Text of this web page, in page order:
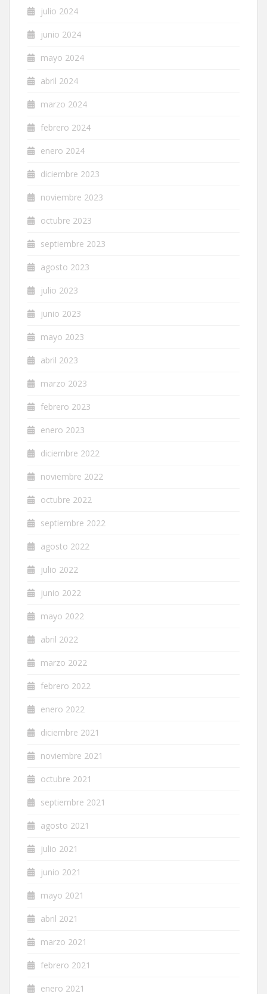
julio 2024
junio 2024
mayo 2024
abril 2024
marzo 2024
febrero 2024
enero 2024
diciembre 2023
noviembre 2023
octubre 2023
septiembre 2023
agosto 2023
julio 2023
junio 2023
mayo 2023
abril 2023
marzo 2023
febrero 2023
enero 2023
diciembre 2022
noviembre 2022
octubre 2022
septiembre 2022
agosto 2022
julio 2022
junio 2022
mayo 2022
abril 2022
marzo 2022
febrero 2022
enero 2022
diciembre 2021
noviembre 2021
octubre 2021
septiembre 2021
agosto 2021
julio 2021
junio 2021
mayo 2021
abril 2021
marzo 2021
febrero 2021
enero 2021